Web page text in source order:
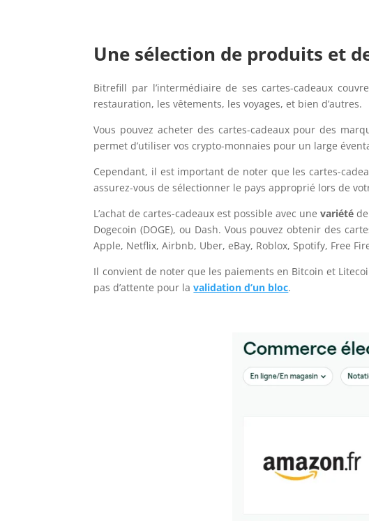
Une sélection de produits et
Bitrefill par l’intermédiaire de ses cartes-cadeaux
restauration, les vêtements, les voyages, et bien d’autres.
Vous pouvez acheter des cartes-cadeaux pour des
permet d’utiliser vos crypto-monnaies pour un large
Cependant, il est important de noter que les cartes-
assurez-vous de sélectionner le pays approprié lors de
L’achat de cartes-cadeaux est possible avec unevariété
Dogecoin (DOGE), ou Dash. Vous pouvez obtenir des
Apple, Netflix, Airbnb, Uber, eBay, Roblox, Spotify, Free
Il convient de noter que les paiements en Bitcoin et
pas d’attente pour lavalidation d’un bloc.